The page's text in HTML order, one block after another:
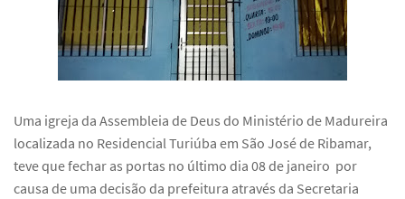
Uma igreja da Assembleia de Deus do Ministério de Madureira
localizada no Residencial Turiúba em São José de Ribamar,
teve que fechar as portas no último dia 08 de janeiro por
causa de uma decisão da prefeitura através da Secretaria